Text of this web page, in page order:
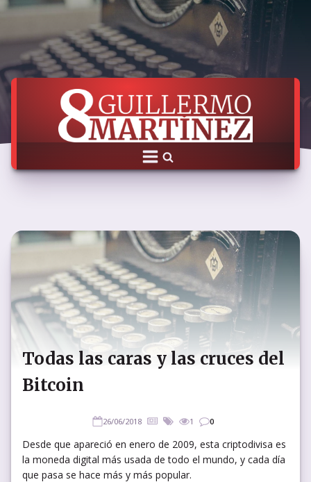
Todas las caras y las cruces del
Bitcoin
26/06/2018 1 0
Desde que apareció en enero de 2009, esta criptodivisa es
la moneda digital más usada de todo el mundo, y cada día
que pasa se hace más y más popular.